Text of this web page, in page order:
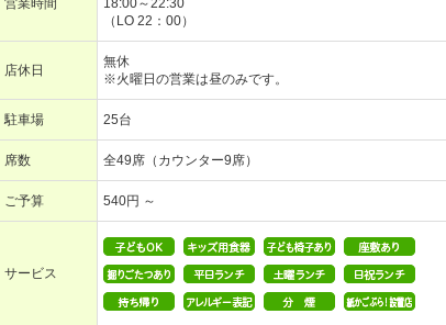
営業時間
18:00～22:30
（LO 22：00）
店休日
無休
※火曜日の営業は昼のみです。
駐車場 25台
席数 全49席（カウンター9席）
ご予算 540円 ～
サービス